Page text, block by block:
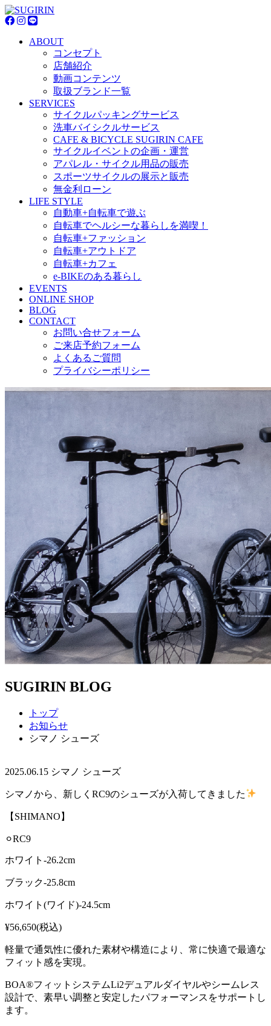
ABOUT
コンセプト
店舗紹介
動画コンテンツ
取扱ブランド一覧
SERVICES
サイクルパッキングサービス
洗車バイシクルサービス
CAFE & BICYCLE SUGIRIN CAFE
サイクルイベントの企画・運営
アパレル・サイクル用品の販売
スポーツサイクルの展示と販売
無金利ローン
LIFE STYLE
自動車+自転車で遊ぶ
自転車でヘルシーな暮らしを満喫！
自転車+ファッション
自転車+アウトドア
自転車+カフェ
e-BIKEのある暮らし
EVENTS
ONLINE SHOP
BLOG
CONTACT
お問い合せフォーム
ご来店予約フォーム
よくあるご質問
プライバシーポリシー
SUGIRIN BLOG
トップ
お知らせ
シマノ シューズ
2025.06.15 シマノ シューズ
シマノから、新しくRC9のシューズが入荷してきました
【SHIMANO】
⚪︎RC9
ホワイト-26.2cm
ブラック-25.8cm
ホワイト(ワイド)-24.5cm
¥56,650(税込)
軽量で通気性に優れた素材や構造により、常に快適で最適な
フィット感を実現。
BOA®フィットシステムLi2デュアルダイヤルやシームレス
設計で、素早い調整と安定したパフォーマンスをサポートし
ます。